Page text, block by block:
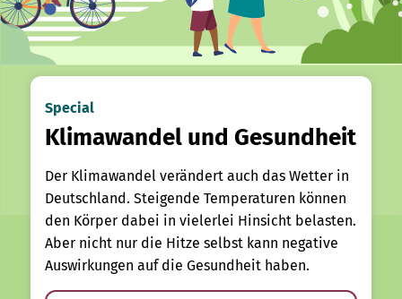
Special
Klimawandel und Gesundheit
Der Klimawandel verändert auch das Wetter in
Deutschland. Steigende Temperaturen können
den Körper dabei in vielerlei Hinsicht belasten.
Aber nicht nur die Hitze selbst kann negative
Auswirkungen auf die Gesundheit haben.